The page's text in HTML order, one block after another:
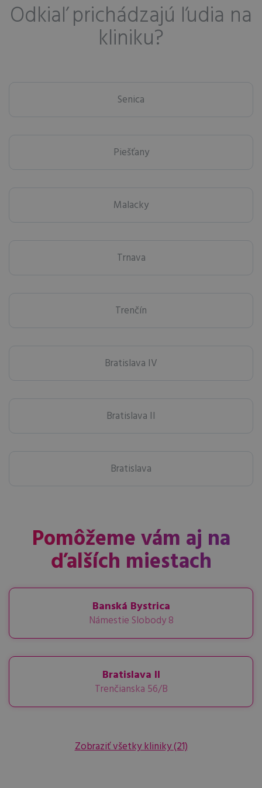
Odkiaľ prichádzajú ľudia na
kliniku?
Senica
Piešťany
Malacky
Trnava
Trenčín
Bratislava IV
Bratislava II
Bratislava
Pomôžeme vám aj na
ďalších miestach
Banská Bystrica
Námestie Slobody 8
Bratislava II
Trenčianska 56/B
Zobraziť všetky kliniky(21)